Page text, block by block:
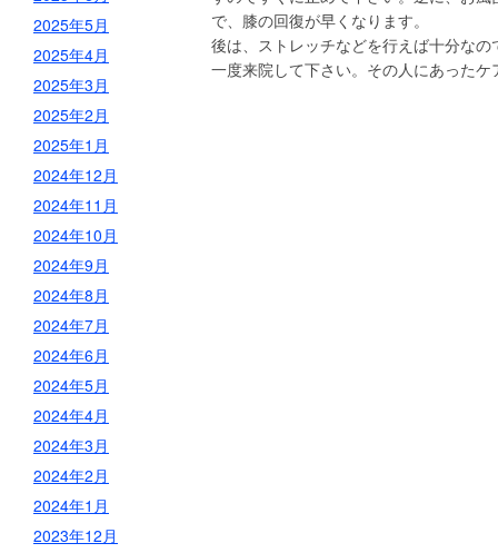
で、膝の回復が早くなります。
後は、ストレッチなどを行えば十分な
一度来院して下さい。その人にあった
2025年5月
2025年4月
2025年3月
2025年2月
2025年1月
2024年12月
2024年11月
2024年10月
2024年9月
2024年8月
2024年7月
2024年6月
2024年5月
2024年4月
2024年3月
2024年2月
2024年1月
2023年12月